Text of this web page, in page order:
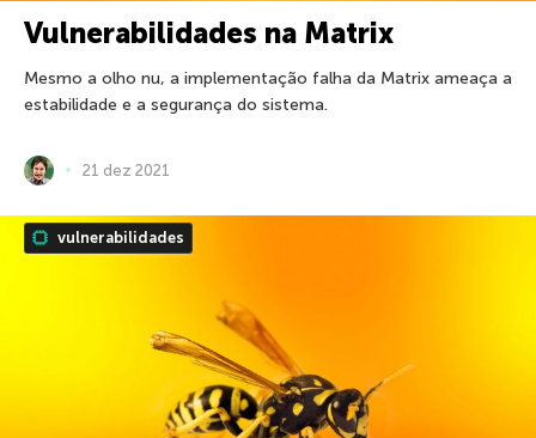
Vulnerabilidades na Matrix
Mesmo a olho nu, a implementação falha da Matrix ameaça a
estabilidade e a segurança do sistema.
21 dez 2021
vulnerabilidades